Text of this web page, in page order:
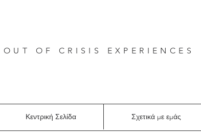
OUT OF CRISIS EXPERIENCES
Κεντρική Σελίδα Σχετικά με εμάς